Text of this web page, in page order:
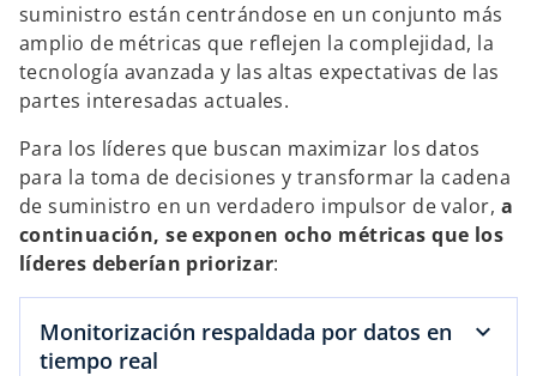
suministro están centrándose en un conjunto más
amplio de métricas que reflejen la complejidad, la
tecnología avanzada y las altas expectativas de las
partes interesadas actuales.
Para los líderes que buscan maximizar los datos
para la toma de decisiones y transformar la cadena
de suministro en un verdadero impulsor de valor, a
continuación, se exponen ocho métricas que los
líderes deberían priorizar:
Monitorización respaldada por datos en
tiempo real